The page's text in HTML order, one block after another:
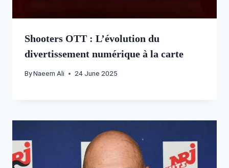
Shooters OTT : L’évolution du
divertissement numérique à la carte
ByNaeem Ali 24 June 2025